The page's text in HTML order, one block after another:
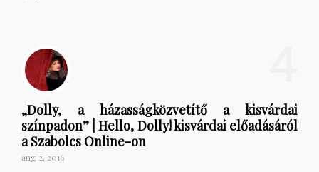
„Dolly, a házasságközvetítő a kisvárdai
színpadon” | Hello, Dolly! kisvárdai előadásáról
a Szabolcs Online-on
aug 2, 2016